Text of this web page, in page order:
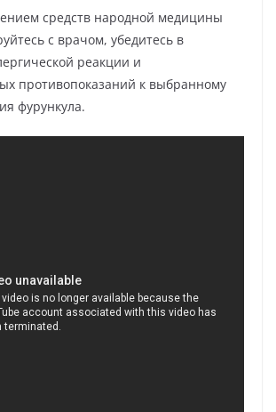
средств народной медицины
с врачом, убедитесь в
реакции и
противопоказаний к выбранному
фурункула.